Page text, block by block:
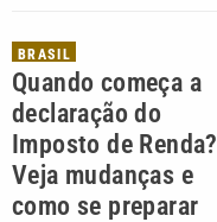
BRASIL
Quando começa a
declaração do
Imposto de Renda?
Veja mudanças e
como se preparar